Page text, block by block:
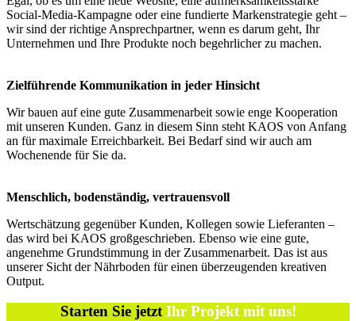
Social-Media-Kampagne oder eine fundierte Markenstrategie geht –
wir sind der richtige Ansprechpartner, wenn es darum geht, Ihr
Unternehmen und Ihre Produkte noch begehrlicher zu machen.
Zielführende Kommunikation in jeder Hinsicht
Wir bauen auf eine gute Zusammenarbeit sowie enge Kooperation
mit unseren Kunden. Ganz in diesem Sinn steht KAOS von Anfang
an für maximale Erreichbarkeit. Bei Bedarf sind wir auch am
Wochenende für Sie da.
Menschlich, bodenständig, vertrauensvoll
Wertschätzung gegenüber Kunden, Kollegen sowie Lieferanten –
das wird bei KAOS großgeschrieben. Ebenso wie eine gute,
angenehme Grundstimmung in der Zusammenarbeit. Das ist aus
unserer Sicht der Nährboden für einen überzeugenden kreativen
Output.
Starten Sie jetztIhr Projekt mit uns!